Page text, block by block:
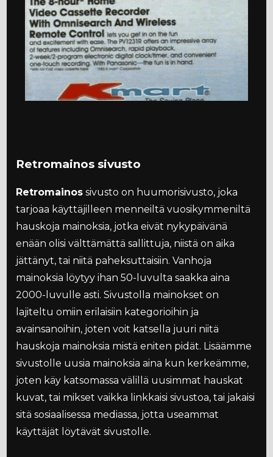
Retromainos sivusto
Retromainos sivusto on huumorisivusto, joka
tarjoaa käyttäjilleen menneiltä vuosikymmeniltä
hauskoja mainoksia, jotka eivät nykypäivänä
enään olisi välttämättä sallittuja, niistä on aika
jättänyt, tai niitä paheksuttaisiin. Vanhoja
mainoksia löytyy ihan 50-luvulta saakka aina
2000-luvulle asti. Sivustolla mainokset on
lajiteltu omiin erilaisiin kategorioihin ja
avainsanoihin, joten voit katsella juuri niitä
hauskoja mainoksia mistä eniten pidät. Lisäämme
sivustolle uusia mainoksia aina kun kerkeämme,
joten käy katsomassa välillä uusimmat hauskat
kuvat, tai mikset vaikka linkkaisi sivustoa, tai jakaisi
sitä sosiaalisessa mediassa, jotta useammat
käyttäjät löytävät sivustolle.